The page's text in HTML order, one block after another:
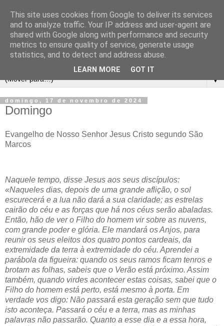
▼
domingo, 17 de novembro de 2024
Domingo
Evangelho de Nosso Senhor Jesus Cristo segundo São
Marcos
Naquele tempo, disse Jesus aos seus discípulos:
«Naqueles dias, depois de uma grande aflição, o sol
escurecerá e a lua não dará a sua claridade; as estrelas
cairão do céu e as forças que há nos céus serão abaladas.
Então, hão de ver o Filho do homem vir sobre as nuvens,
com grande poder e glória. Ele mandará os Anjos, para
reunir os seus eleitos dos quatro pontos cardeais, da
extremidade da terra à extremidade do céu. Aprendei a
parábola da figueira: quando os seus ramos ficam tenros e
brotam as folhas, sabeis que o Verão está próximo. Assim
também, quando virdes acontecer estas coisas, sabei que o
Filho do homem está perto, está mesmo à porta. Em
verdade vos digo: Não passará esta geração sem que tudo
isto aconteça. Passará o céu e a terra, mas as minhas
palavras não passarão. Quanto a esse dia e a essa hora,
This site uses cookies from Google to deliver its services
and to analyze traffic. Your IP address and user-agent are
shared with Google along with performance and security
metrics to ensure quality of service, generate usage
statistics, and to detect and address abuse.
LEARN MORE GOT IT